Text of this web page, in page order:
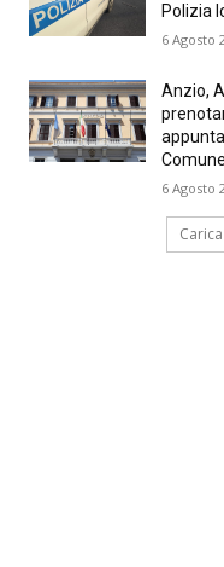
Polizia
6 Agosto
Anzio,
Comune
6 Agosto